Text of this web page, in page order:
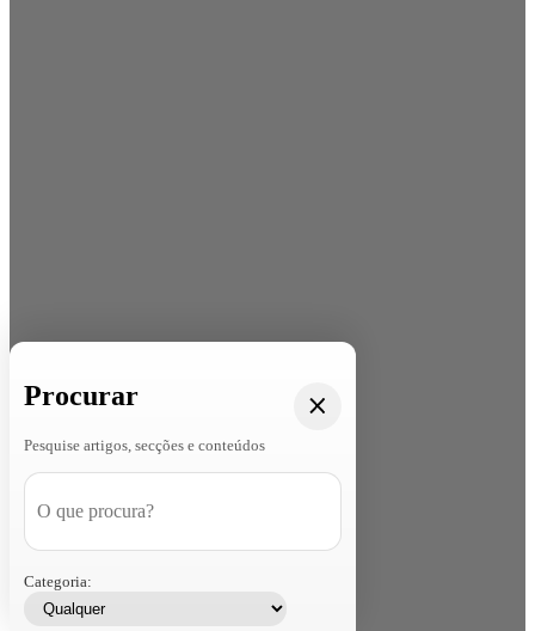
Procurar
Pesquise artigos, secções e conteúdos
Categoria: